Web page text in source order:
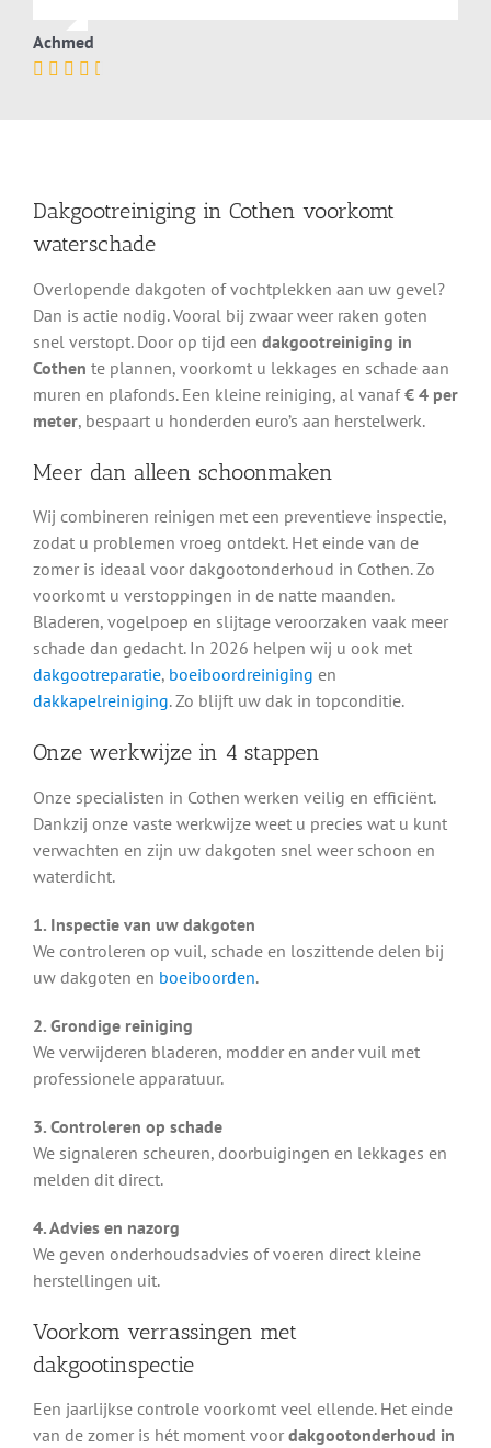
Achmed
Dakgootreiniging in Cothen voorkomt
waterschade
Overlopende dakgoten of vochtplekken aan uw gevel?
Dan is actie nodig. Vooral bij zwaar weer raken goten
snel verstopt. Door op tijd een dakgootreiniging in
Cothen te plannen, voorkomt u lekkages en schade aan
muren en plafonds. Een kleine reiniging, al vanaf€ 4 per
meter, bespaart u honderden euro’s aan herstelwerk.
Meer dan alleen schoonmaken
Wij combineren reinigen met een preventieve inspectie,
zodat u problemen vroeg ontdekt. Het einde van de
zomer is ideaal voor dakgootonderhoud in Cothen. Zo
voorkomt u verstoppingen in de natte maanden.
Bladeren, vogelpoep en slijtage veroorzaken vaak meer
schade dan gedacht. In 2026 helpen wij u ook met
dakgootreparatie, boeiboordreiniging en
dakkapelreiniging. Zo blijft uw dak in topconditie.
Onze werkwijze in 4 stappen
Onze specialisten in Cothen werken veilig en efficiënt.
Dankzij onze vaste werkwijze weet u precies wat u kunt
verwachten en zijn uw dakgoten snel weer schoon en
waterdicht.
1. Inspectie van uw dakgoten
We controleren op vuil, schade en loszittende delen bij
uw dakgoten en boeiboorden.
2. Grondige reiniging
We verwijderen bladeren, modder en ander vuil met
professionele apparatuur.
3. Controleren op schade
We signaleren scheuren, doorbuigingen en lekkages en
melden dit direct.
4. Advies en nazorg
We geven onderhoudsadvies of voeren direct kleine
herstellingen uit.
Voorkom verrassingen met
dakgootinspectie
Een jaarlijkse controle voorkomt veel ellende. Het einde
van de zomer is hét moment voor dakgootonderhoud in